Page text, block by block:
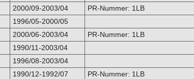
2000/09-2003/04
PR-Nummer: 1LB
1996/05-2000/05
2000/06-2003/04
PR-Nummer: 1LB
1990/11-2003/04
1996/08-2003/04
1990/12-1992/07
PR-Nummer: 1LB